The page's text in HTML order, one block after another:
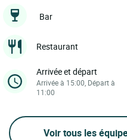
Bar
Restaurant
Arrivée et départ
Arrivée à 15:00, Départ à
11:00
Voir tous les